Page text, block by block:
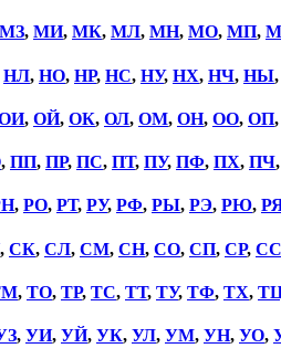
МЗ, МИ, МК, МЛ, МН, МО, МП,
НЛ, НО, НР, НС, НУ, НХ, НЧ, НЫ,
, ОЙ, ОК, ОЛ, ОМ, ОН, ОО, ОП,
, ПП, ПР, ПС, ПТ, ПУ, ПФ, ПХ, ПЧ,
, РО, РТ, РУ, РФ, РЫ, РЭ, РЮ,
, СК, СЛ, СМ, СН, СО, СП, СР, СС
, ТО, ТР, ТС, ТТ, ТУ, ТФ, ТХ,
, УИ, УЙ, УК, УЛ, УМ, УН, УО,